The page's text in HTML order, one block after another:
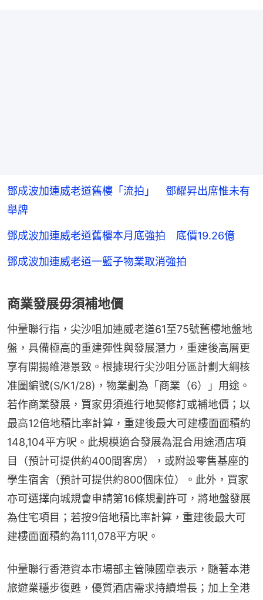
鄧成波加連威老道舊樓「流拍」 鄧耀昇出席惟未有
舉牌
鄧成波加連威老道舊樓本月底強拍 底價19.26億
鄧成波加連威老道一籃子物業取消強拍
商業發展毋須補地價
仲量聯行指，尖沙咀加連威老道61至75號舊樓地盤地
盤，具備極高的重建彈性與發展潛力，重建後高層更
享有開揚維港景致。根據現行尖沙咀分區計劃大綱核
准圖編號(S/K1/28)，物業劃為「商業（6）」用途。
若作商業發展，買家毋須進行地契修訂或補地價；以
最高12倍地積比率計算，重建後最大可建樓面面積約
148,104平方呎。此規模適合發展為混合用途酒店項
目（預計可提供約400間客房），或附設零售基座的
學生宿舍（預計可提供約800個床位）。此外，買家
亦可選擇向城規會申請第16條規劃許可，將地盤發展
為住宅項目；若按9倍地積比率計算，重建後最大可
建樓面面積約為111,078平方呎。
仲量聯行香港資本市場部主管陳國章表示，隨著本港
旅遊業穩步復甦，優質酒店需求持續增長；加上全港